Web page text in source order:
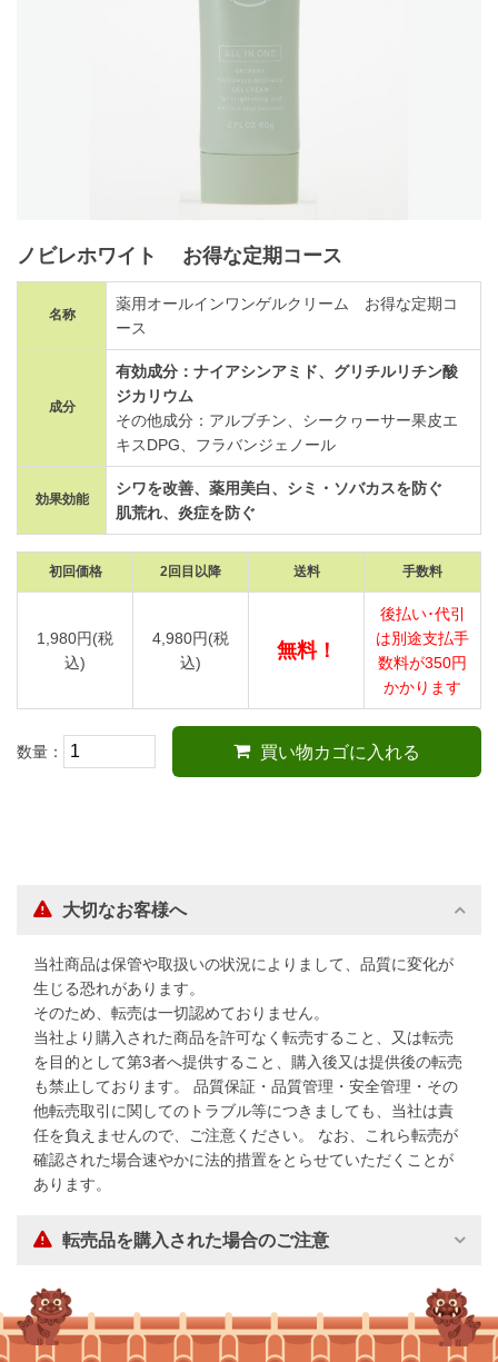
ノビレホワイト お得な定期コース
名称
薬用オールインワンゲルクリーム お得な定期コ
ース
成分
有効成分：ナイアシンアミド、グリチルリチン酸
ジカリウム
その他成分：アルブチン、シークヮーサー果皮エ
キスDPG、フラバンジェノール
効果効能
シワを改善、薬用美白、シミ・ソバカスを防ぐ
肌荒れ、炎症を防ぐ
初回価格 2回目以降 送料 手数料
1,980円(税
込)
4,980円(税
込)
無料！
後払い･代引
は別途支払手
数料が350円
かかります
数量： 買い物カゴに入れる
大切なお客様へ
当社商品は保管や取扱いの状況によりまして、品質に変化が
生じる恐れがあります。
そのため、転売は一切認めておりません。
当社より購入された商品を許可なく転売すること、又は転売
を目的として第3者へ提供すること、購入後又は提供後の転売
も禁止しております。 品質保証・品質管理・安全管理・その
他転売取引に関してのトラブル等につきましても、当社は責
任を負えませんので、ご注意ください。 なお、これら転売が
確認された場合速やかに法的措置をとらせていただくことが
あります。
転売品を購入された場合のご注意